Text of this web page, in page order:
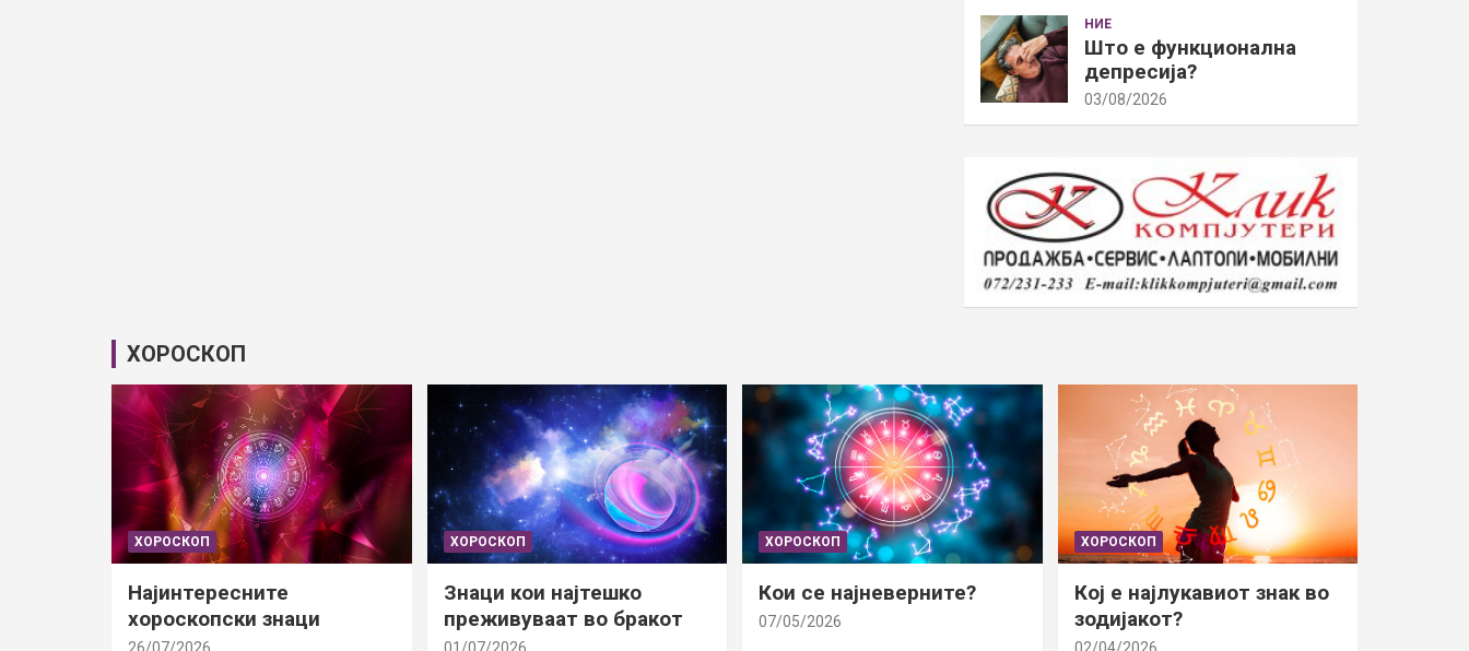
НИЕ
Што е функционална
депресија?
03/08/2026
ХОРОСКОП
ХОРОСКОП
Најинтересните
хороскопски знаци
ХОРОСКОП
Знаци кои најтешко
преживуваат во бракот
ХОРОСКОП
Кои се најневерните?
07/05/2026
ХОРОСКОП
Кој е најлукавиот знак во
зодијакот?